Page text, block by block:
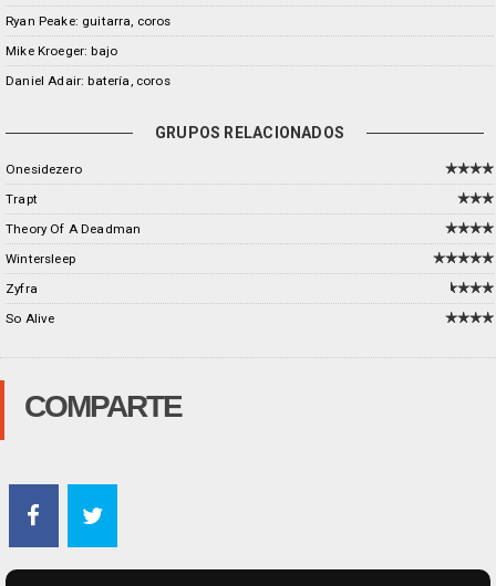
Ryan Peake: guitarra, coros
Mike Kroeger: bajo
Daniel Adair: batería, coros
GRUPOS RELACIONADOS
Onesidezero
Trapt
Theory Of A Deadman
Wintersleep
Zyfra
So Alive
COMPARTE